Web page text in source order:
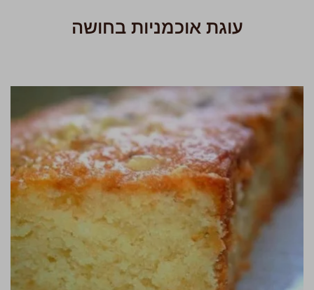
עוגת אוכמניות בחושה